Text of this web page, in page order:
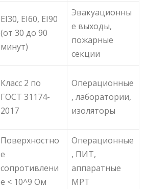
EI30, EI60, EI90
(от 30 до 90
минут)
Эвакуационны
е выходы,
пожарные
секции
Класс 2 по
ГОСТ 31174-
2017
Операционные
, лаборатории,
изоляторы
Поверхностно
е
сопротивлени
е < 10^9 Ом
Операционные
, ПИТ,
аппаратные
МРТ